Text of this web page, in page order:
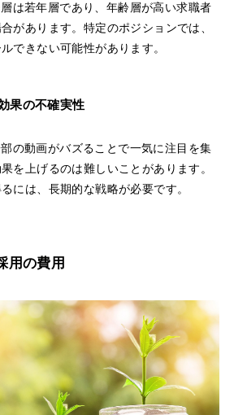
は若年層であり、年齢層が高い求職者
があります。特定のポジションでは、
できない可能性があります。
果の不確実性
の動画がバズることで一気に注目を集
を上げるのは難しいことがあります。
には、長期的な戦略が必要です。
用の費用